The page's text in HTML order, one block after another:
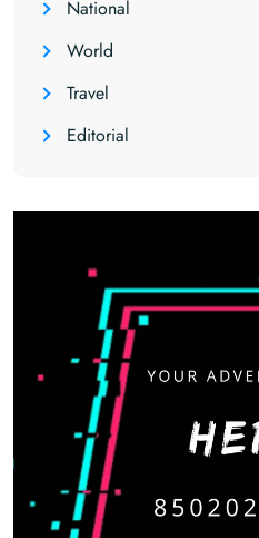
National
World
Travel
Editorial